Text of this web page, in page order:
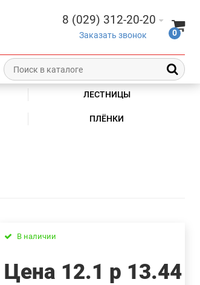
8 (029) 312-20-20
Заказать звонок 0
ЛЕСТНИЦЫ
ПЛЁНКИ
В наличии
Цена 12.1 р 13.44